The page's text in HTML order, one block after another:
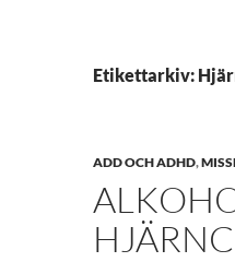
Etikettarkiv:
ADD OCH ADHD,